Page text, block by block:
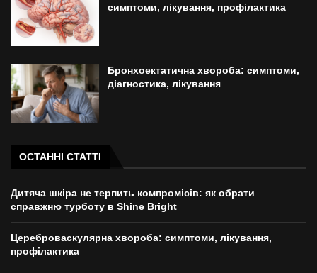
симптоми, лікування, профілактика
Бронхоектатична хвороба: симптоми,
діагностика, лікування
ОСТАННІ СТАТТІ
Дитяча шкіра не терпить компромісів: як обрати
справжню турботу в Shine Bright
Цереброваскулярна хвороба: симптоми, лікування,
профілактика